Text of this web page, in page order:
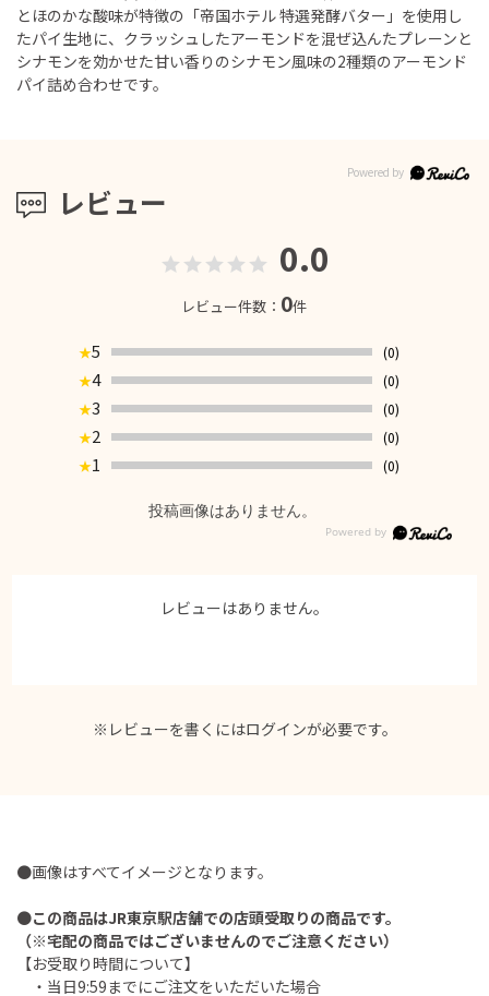
とほのかな酸味が特徴の「帝国ホテル 特選発酵バター」を使用し
たパイ生地に、クラッシュしたアーモンドを混ぜ込んたプレーンと
シナモンを効かせた甘い香りのシナモン風味の2種類のアーモンド
パイ詰め合わせです。
レビュー
0.0
レビュー件数： 0件
★5
(0)
★4
(0)
★3
(0)
★2
(0)
★1 (0)
投稿画像はありません。
レビューはありません。
※レビューを書くにはログインが必要です。
●画像はすべてイメージとなります。
●この商品はJR東京駅店舗での店頭受取りの商品です。
（※宅配の商品ではございませんのでご注意ください）
【お受取り時間について】
・当日9:59までにご注文をいただいた場合